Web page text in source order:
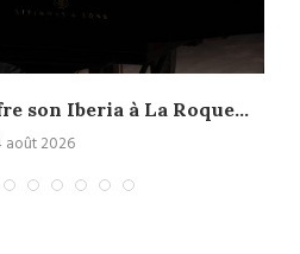
son Iberia à La Roque...
août 2026